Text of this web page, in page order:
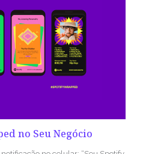
no Seu Negócio